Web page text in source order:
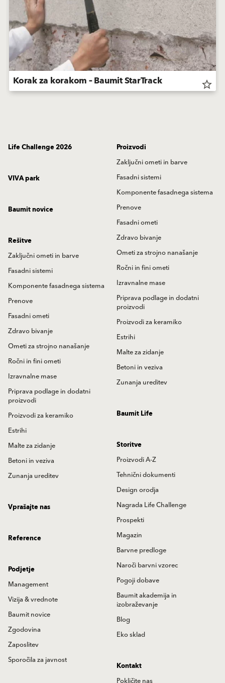
Korak za korakom – Baumit StarTrack star_border
Life Challenge 2026
Proizvodi
Zaključni ometi in barve
Fasadni sistemi
Komponente fasadnega sistema
Prenove
Fasadni ometi
Zdravo bivanje
Ometi za strojno nanašanje
Ročni in fini ometi
Izravnalne mase
Priprava podlage in dodatni
proizvodi
Proizvodi za keramiko
Estrihi
Malte za zidanje
Betoni in veziva
Zunanja ureditev
VIVA park
Baumit novice
Rešitve
Zaključni ometi in barve
Fasadni sistemi
Komponente fasadnega sistema
Prenove
Fasadni ometi
Zdravo bivanje
Ometi za strojno nanašanje
Ročni in fini ometi
Izravnalne mase
Priprava podlage in dodatni
proizvodi
Proizvodi za keramiko
Estrihi
Malte za zidanje
Betoni in veziva
Zunanja ureditev
Baumit Life
Storitve
Proizvodi A-Z
Tehnični dokumenti
Design orodja
Nagrada Life Challenge
Prospekti
Magazin
Barvne predloge
Naroči barvni vzorec
Pogoji dobave
Baumit akademija in
izobraževanje
Blog
Eko sklad
Vprašajte nas
Reference
Podjetje
Management
Vizija & vrednote
Baumit novice
Zgodovina
Zaposlitev
Sporočila za javnost
Kontakt